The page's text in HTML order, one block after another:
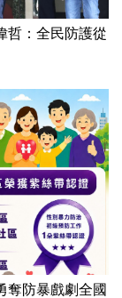
哲：全民防護從
防暴戲劇全國